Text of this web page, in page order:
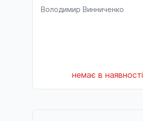
Володимир Винниченко
немає в наявності